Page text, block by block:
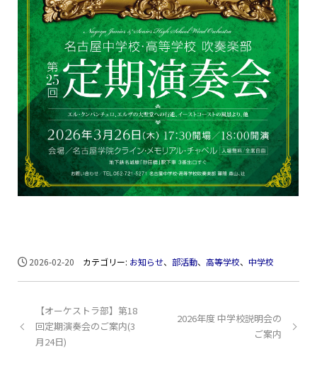
2026-02-20 カテゴリー: お知らせ、部活動、高等学校、中学校
【オーケストラ部】第18
回定期演奏会のご案内(3
月24日)
2026年度 中学校説明会の
ご案内